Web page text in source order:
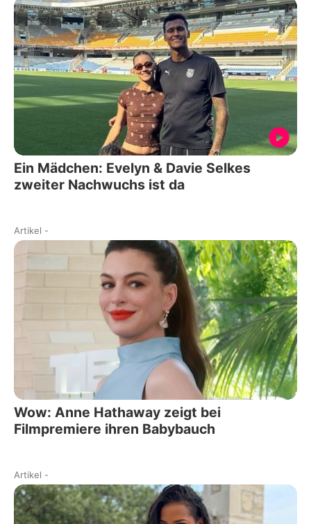
Ein Mädchen: Evelyn & Davie Selkes
zweiter Nachwuchs ist da
Artikel -
Wow: Anne Hathaway zeigt bei
Filmpremiere ihren Babybauch
Artikel -